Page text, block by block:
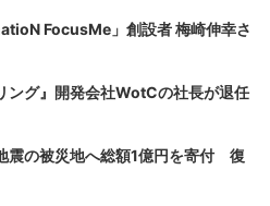
FocusMe」創設者 梅崎伸幸さ
ング』開発会社WotCの社長が退任
震の被災地へ総額1億円を寄付 復